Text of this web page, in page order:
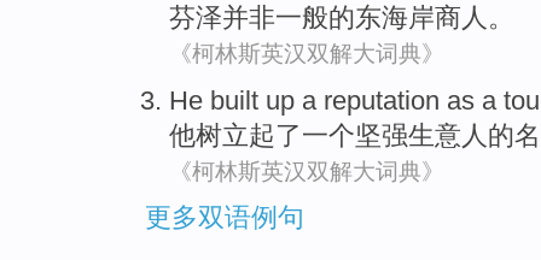
芬泽并非一般的东海岸商人。
《柯林斯英汉双解大词典》
He built up a reputation as a
他树立起了一个坚强生意人的
《柯林斯英汉双解大词典》
更多双语例句